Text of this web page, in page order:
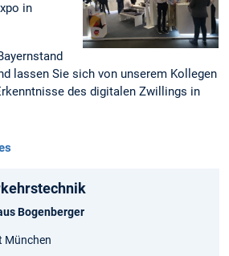
in
lassen Sie sich von unserem Kollegen
des digitalen Zwillings in
Bogenberger
München